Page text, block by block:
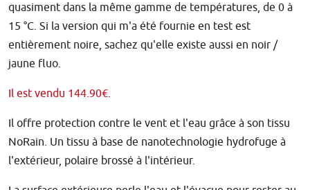
quasiment dans la même gamme de températures, de 0 à
15 °C. Si la version qui m'a été fournie en test est
entièrement noire, sachez qu'elle existe aussi en noir /
jaune fluo.
Il est vendu 144.90€.
Il offre protection contre le vent et l'eau grâce à son tissu
NoRain. Un tissu à base de nanotechnologie hydrofuge à
l'extérieur, polaire brossé à l'intérieur.